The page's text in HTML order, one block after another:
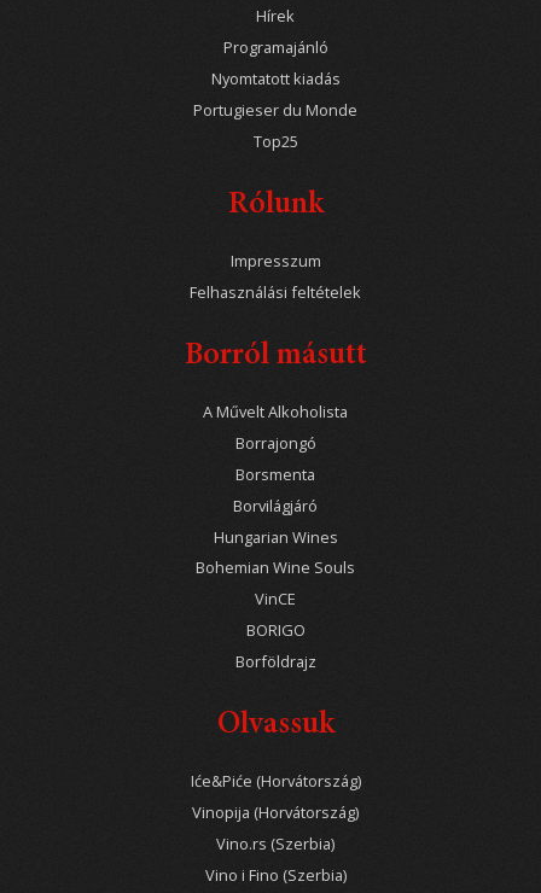
Hírek
Programajánló
Nyomtatott kiadás
Portugieser du Monde
Top25
Rólunk
Impresszum
Felhasználási feltételek
Borról másutt
A Művelt Alkoholista
Borrajongó
Borsmenta
Borvilágjáró
Hungarian Wines
Bohemian Wine Souls
VinCE
BORIGO
Borföldrajz
Olvassuk
Iće&Piće (Horvátország)
Vinopija (Horvátország)
Vino.rs (Szerbia)
Vino i Fino (Szerbia)